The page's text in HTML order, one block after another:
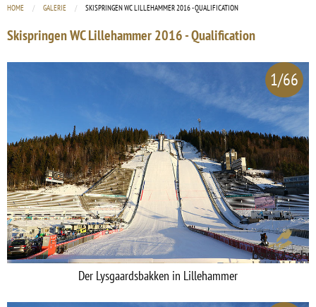
HOME GALERIE CURRENT:
SKISPRINGEN WC LILLEHAMMER 2016 - QUALIFICATION
Skispringen WC Lillehammer 2016 - Qualification
1/66
Der Lysgaardsbakken in Lillehammer